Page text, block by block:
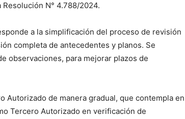
N° 4.788/2024.
a la simplificación del proceso de revisión
completa de antecedentes y planos. Se
observaciones, para mejorar plazos de
Autorizado de manera gradual, que contempla en
Tercero Autorizado en verificación de